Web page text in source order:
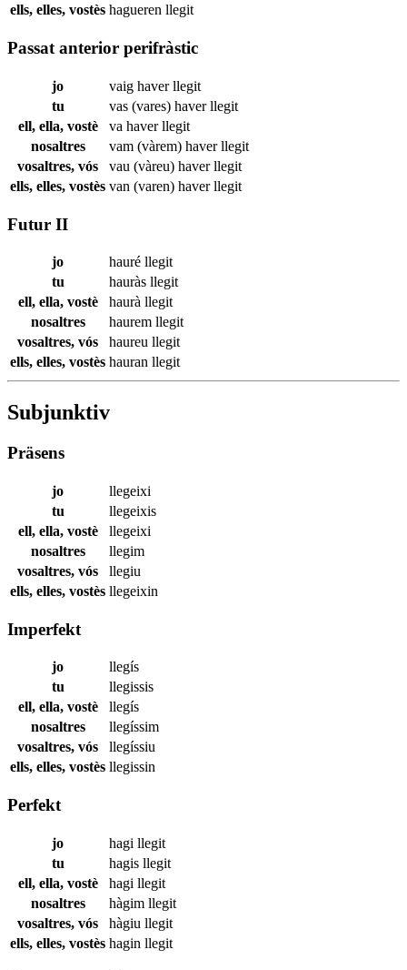
ells, elles, vostès hagueren llegit
Passat anterior perifràstic
jo vaig haverllegit
tu
vas (vares) haverllegit
ell, ella, vostè
va haverllegit
nosaltres
vam (vàrem) haverllegit
vosaltres, vós
vau (vàreu) haverllegit
ells, elles, vostès van (varen) haverllegit
Futur II
jo hauré llegit
tu
hauràs llegit
ell, ella, vostè
haurà llegit
nosaltres
haurem llegit
vosaltres, vós
haureu llegit
ells, elles, vostès hauran llegit
Subjunktiv
Präsens
jo
llegeixi
tu
llegeixis
ell, ella, vostè
llegeixi
nosaltres
llegim
vosaltres, vós
llegiu
ells, elles, vostès llegeixin
Imperfekt
jo
llegís
tu
llegissis
ell, ella, vostè
llegís
nosaltres
llegíssim
vosaltres, vós
llegíssiu
ells, elles, vostès llegissin
Perfekt
jo hagi llegit
tu
hagis llegit
ell, ella, vostè
hagi llegit
nosaltres
hàgim llegit
vosaltres, vós
hàgiu llegit
ells, elles, vostès hagin llegit